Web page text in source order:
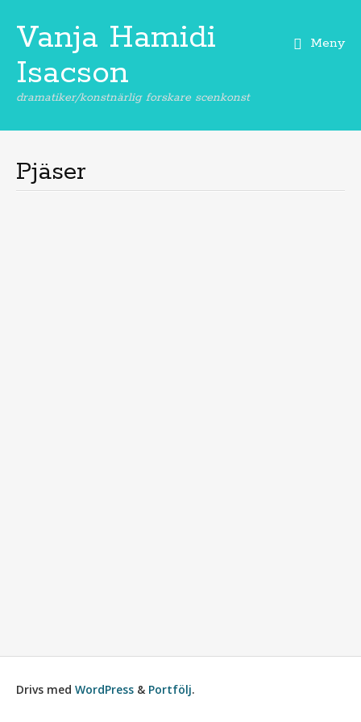
Vanja Hamidi
Isacson
dramatiker/konstnärlig forskare scenkonst
Meny
Pjäser
Drivs med WordPress & Portfölj.